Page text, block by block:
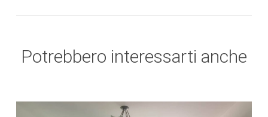
Potrebbero interessarti anche